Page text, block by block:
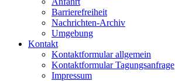
Barrierefreiheit
Nachrichten-Archiv
Umgebung
Kontakt
Kontaktformular allgemein
Kontaktformular Tagungsanfrage
Impressum